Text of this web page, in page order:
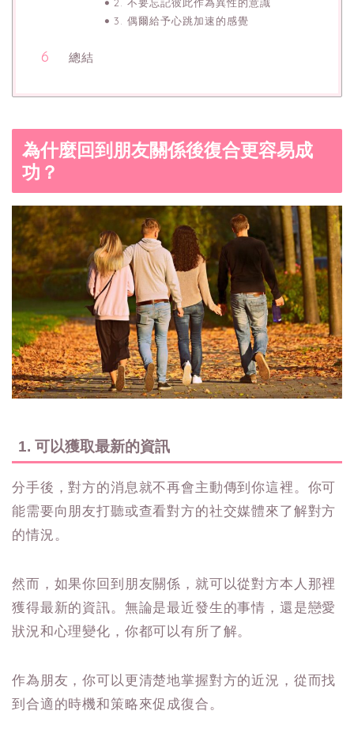
3. 偶爾給予心跳加速的感覺
總結
為什麼回到朋友關係後復合更容易成
功？
1. 可以獲取最新的資訊
分手後，對方的消息就不再會主動傳到你這裡。你可
能需要向朋友打聽或查看對方的社交媒體來了解對方
的情況。
然而，如果你回到朋友關係，就可以從對方本人那裡
獲得最新的資訊。無論是最近發生的事情，還是戀愛
狀況和心理變化，你都可以有所了解。
作為朋友，你可以更清楚地掌握對方的近況，從而找
到合適的時機和策略來促成復合。